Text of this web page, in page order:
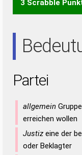
ARIE RATE REIT
3 Scrabble
Partei
allgemein
erreichen wollen
Justiz eine der
oder Beklagter